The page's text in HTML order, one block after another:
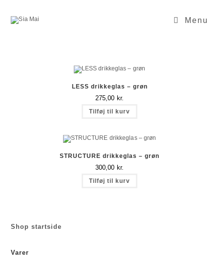
content
Menu
LESS drikkeglas – grøn
275,00 kr.
Tilføj til kurv
STRUCTURE drikkeglas – grøn
300,00 kr.
Tilføj til kurv
Shop startside
Varer